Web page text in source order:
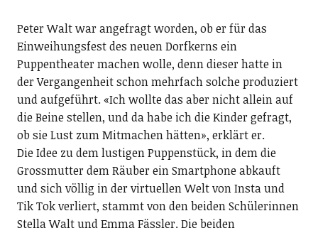
Peter Walt war angefragt worden, ob er für das
Einweihungsfest des neuen Dorfkerns ein
Puppentheater machen wolle, denn dieser hatte in
der Vergangenheit schon mehrfach solche produziert
und aufgeführt. «Ich wollte das aber nicht allein auf
die Beine stellen, und da habe ich die Kinder gefragt,
ob sie Lust zum Mitmachen hätten», erklärt er.
Die Idee zu dem lustigen Puppenstück, in dem die
Grossmutter dem Räuber ein Smartphone abkauft
und sich völlig in der virtuellen Welt von Insta und
Tik Tok verliert, stammt von den beiden Schülerinnen
Stella Walt und Emma Fässler. Die beiden